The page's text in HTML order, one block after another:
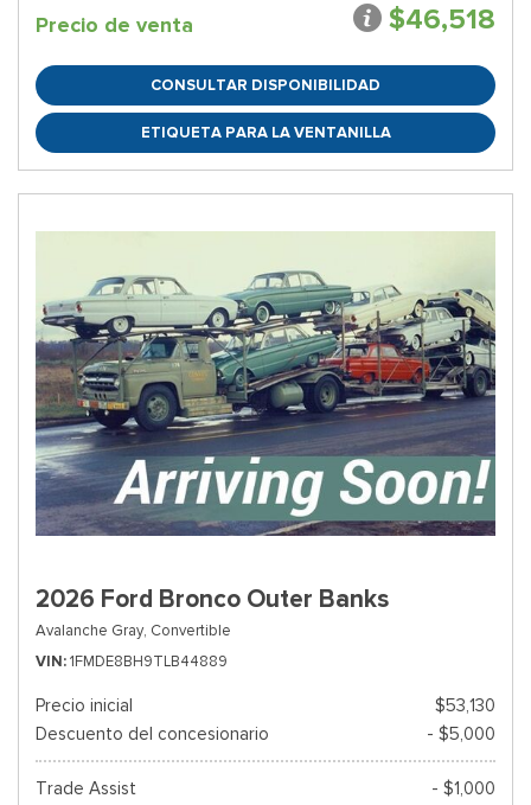
Precio de venta $46,518
CONSULTAR DISPONIBILIDAD
ETIQUETA PARA LA VENTANILLA
2026 Ford Bronco Outer Banks
Avalanche Gray, Convertible
VIN 1FMDE8BH9TLB44889
Precio inicial
$53,130
Descuento del concesionario
- $5,000
Trade Assist
- $1,000